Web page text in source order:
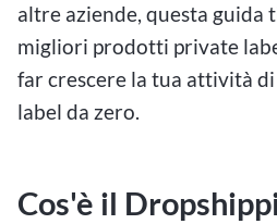
altre aziende, questa guida
migliori prodotti private
far crescere la tua attività
label da zero.
Cos'è il